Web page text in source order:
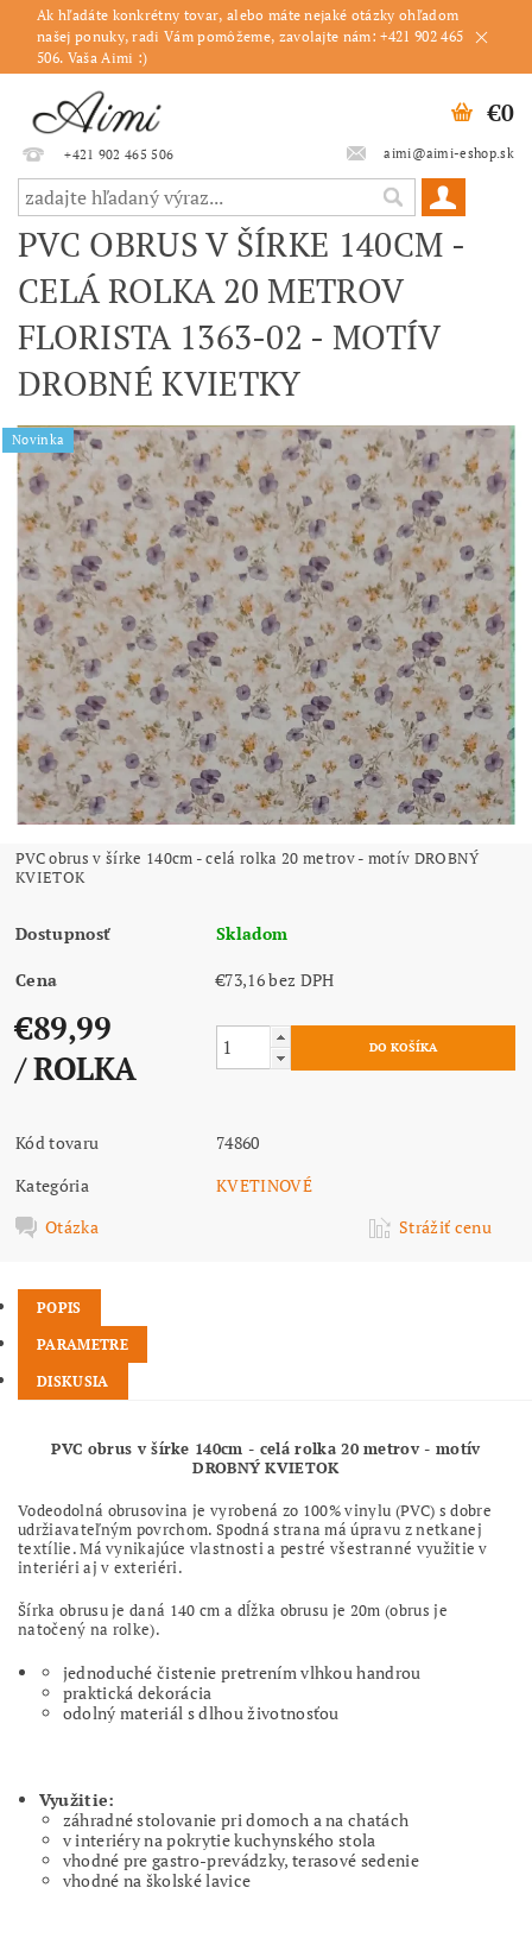
Ak hľadáte konkrétny tovar, alebo máte nejaké otázky ohľadom
našej ponuky, radi Vám pomôžeme, zavolajte nám: +421 902 465
506. Vaša Aimi :)
+421 902 465 506 aimi@aimi-eshop.sk
€0
PVC OBRUS V ŠÍRKE 140CM -
CELÁ ROLKA 20 METROV
FLORISTA 1363-02 - MOTÍV
DROBNÉ KVIETKY
Novinka
PVC obrus v šírke 140cm - celá rolka 20 metrov - motív DROBNÝ
KVIETOK
Dostupnosť Skladom
Cena €73,16 bez DPH
€89,99
/ ROLKA
Kód tovaru
74860
Kategória
KVETINOVÉ
Otázka
Strážiť cenu
POPIS
PARAMETRE
DISKUSIA
PVC obrus v šírke 140cm - celá rolka 20 metrov - motív
DROBNÝ KVIETOK
Vodeodolná obrusovina je vyrobená zo 100% vinylu (PVC) s dobre
udržiavateľným povrchom. Spodná strana má úpravu z netkanej
textílie. Má vynikajúce vlastnosti a pestré všestranné využitie v
interiéri aj v exteriéri.
Šírka obrusu je daná 140 cm a dĺžka obrusu je 20m (obrus je
natočený na rolke).
jednoduché čistenie pretrením vlhkou handrou
praktická dekorácia
odolný materiál s dlhou životnosťou
Využitie:
záhradné stolovanie pri domoch a na chatách
v interiéry na pokrytie kuchynského stola
vhodné pre gastro-prevádzky, terasové sedenie
vhodné na školské lavice